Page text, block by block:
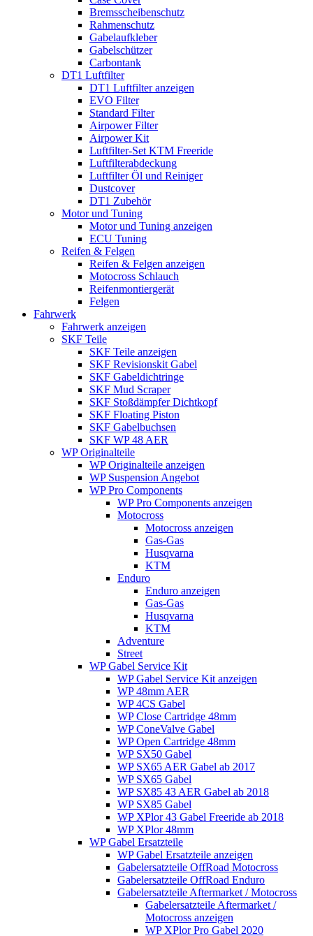
Bremsscheibenschutz
Rahmenschutz
Gabelaufkleber
Gabelschützer
Carbontank
DT1 Luftfilter
DT1 Luftfilter anzeigen
EVO Filter
Standard Filter
Airpower Filter
Airpower Kit
Luftfilter-Set KTM Freeride
Luftfilterabdeckung
Luftfilter Öl und Reiniger
Dustcover
DT1 Zubehör
Motor und Tuning
Motor und Tuning anzeigen
ECU Tuning
Reifen & Felgen
Reifen & Felgen anzeigen
Motocross Schlauch
Reifenmontiergerät
Felgen
Fahrwerk
Fahrwerk anzeigen
SKF Teile
SKF Teile anzeigen
SKF Revisionskit Gabel
SKF Gabeldichtringe
SKF Mud Scraper
SKF Stoßdämpfer Dichtkopf
SKF Floating Piston
SKF Gabelbuchsen
SKF WP 48 AER
WP Originalteile
WP Originalteile anzeigen
WP Suspension Angebot
WP Pro Components
WP Pro Components anzeigen
Motocross
Motocross anzeigen
Gas-Gas
Husqvarna
KTM
Enduro
Enduro anzeigen
Gas-Gas
Husqvarna
KTM
Adventure
Street
WP Gabel Service Kit
WP Gabel Service Kit anzeigen
WP 48mm AER
WP 4CS Gabel
WP Close Cartridge 48mm
WP ConeValve Gabel
WP Open Cartridge 48mm
WP SX50 Gabel
WP SX65 AER Gabel ab 2017
WP SX65 Gabel
WP SX85 43 AER Gabel ab 2018
WP SX85 Gabel
WP XPlor 43 Gabel Freeride ab 2018
WP XPlor 48mm
WP Gabel Ersatzteile
WP Gabel Ersatzteile anzeigen
Gabelersatzteile OffRoad Motocross
Gabelersatzteile OffRoad Enduro
Gabelersatzteile Aftermarket / Motocross
Gabelersatzteile Aftermarket /
Motocross anzeigen
WP XPlor Pro Gabel 2020